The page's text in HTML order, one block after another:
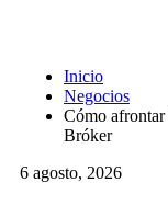
Inicio
Negocios
Cómo
Bróker
6 agosto, 2026